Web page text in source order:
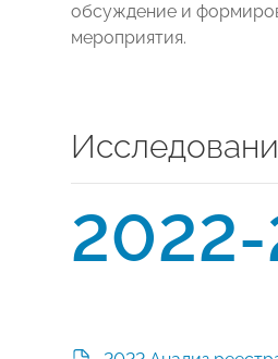
обсуждение и
мероприятия.